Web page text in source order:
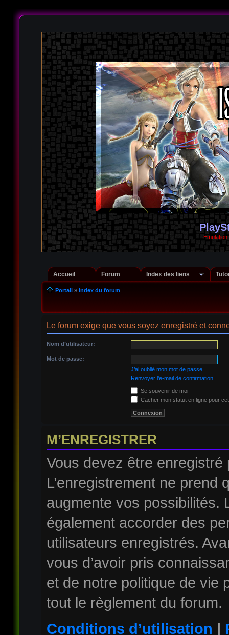
Accueil Forum Index des liens
Portail» Index du forum
Le forum exige que vous soyez enregistré et
Nom d’utilisateur:
Mot de passe:
J’ai oublié mon mot de passe
Renvoyer l’e-mail de confirmation
Se souvenir de moi
Cacher mon statut en ligne pour
M’ENREGISTRER
Vous devez être
L’enregistrement ne prend
augmente vos possibilités.
également accorder des
utilisateurs enregistrés.
vous d’avoir pris
et de notre politique de vie
tout le règlement du forum.
Conditions d’utilisation |